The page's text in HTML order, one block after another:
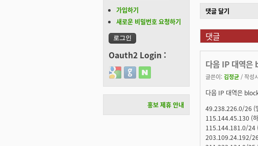
댓글 달기
댓글
다음 IP 대역은
글쓴이: 김정균 / 작성
다음 IP 대역은
49.238.226.0/26 (
115.144.45.130 (
115.144.181.0/24
203.109.24.192/
가입하기
새로운 비밀번호 요청하기
Oauth2 Login :
Login with Google
Login with GitHub
Login with Naver
홍보 제휴 안내